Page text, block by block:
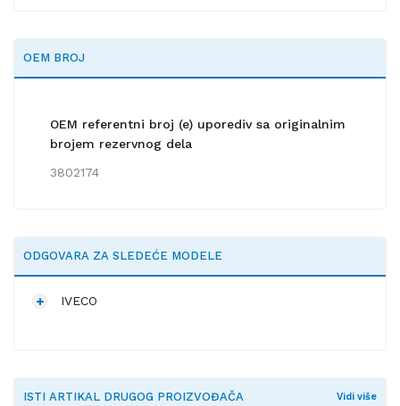
OEM BROJ
OEM referentni broj (e) uporediv sa originalnim
brojem rezervnog dela
3802174
ODGOVARA ZA SLEDEĆE MODELE
IVECO
ISTI ARTIKAL DRUGOG PROIZVOĐAČA Vidi više